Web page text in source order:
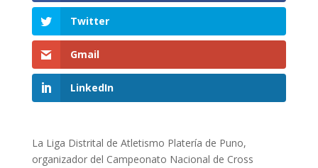
Twitter
Gmail
LinkedIn
La Liga Distrital de Atletismo Platería de Puno,
organizador del Campeonato Nacional de Cross